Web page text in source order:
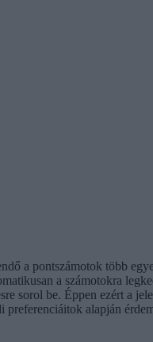
a pontszámotok több
a számotokra
sorol be. Éppen ezért a
preferenciáitok alapján